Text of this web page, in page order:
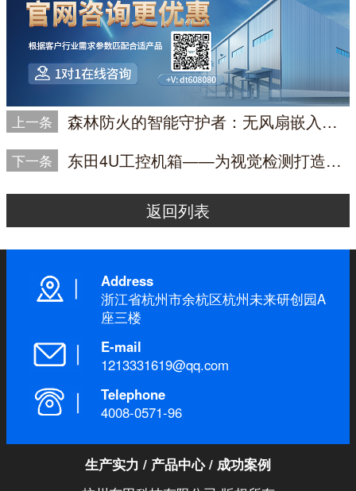
上一条 森林防火的智能守护者：无风扇嵌入式工控机构筑坚固防线
下一条 东田4U工控机箱——为视觉检测打造强劲可靠“心脏”
返回列表
Address
浙江省杭州市余杭区杭州未来研创园A
座三楼
E-mail
1213331619@qq.com
Telephone
4008-0571-96
生产实力 / 产品中心/ 成功案例